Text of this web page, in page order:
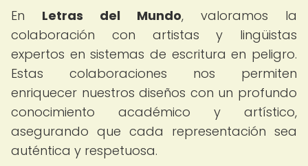
En Letras del Mundo, valoramos la
colaboración con artistas y lingüistas
expertos en sistemas de escritura en peligro.
Estas colaboraciones nos permiten
enriquecer nuestros diseños con un profundo
conocimiento académico y artístico,
asegurando que cada representación sea
auténtica y respetuosa.